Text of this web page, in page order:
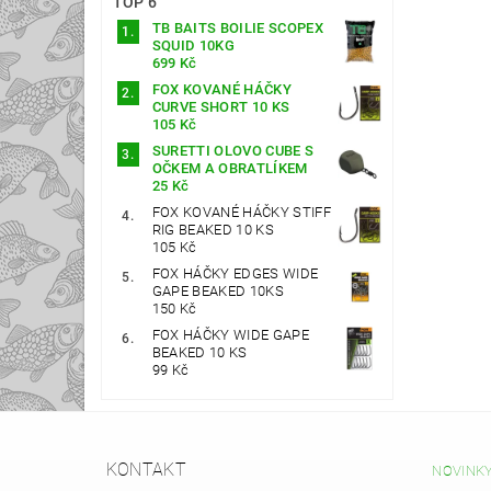
TB BAITS BOILIE SCOPEX
SQUID 10KG
699 Kč
FOX KOVANÉ HÁČKY
CURVE SHORT 10 KS
105 Kč
SURETTI OLOVO CUBE S
OČKEM A OBRATLÍKEM
25 Kč
FOX KOVANÉ HÁČKY STIFF
RIG BEAKED 10 KS
105 Kč
FOX HÁČKY EDGES WIDE
GAPE BEAKED 10KS
150 Kč
FOX HÁČKY WIDE GAPE
BEAKED 10 KS
99 Kč
KONTAKT